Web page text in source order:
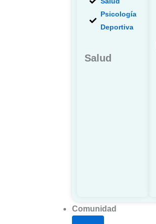
Psicología
Deportiva
Salud
Comunidad